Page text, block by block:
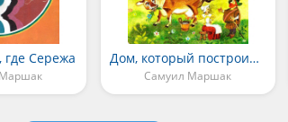
где Сережа Дом, который построил Джек
Самуил Маршак